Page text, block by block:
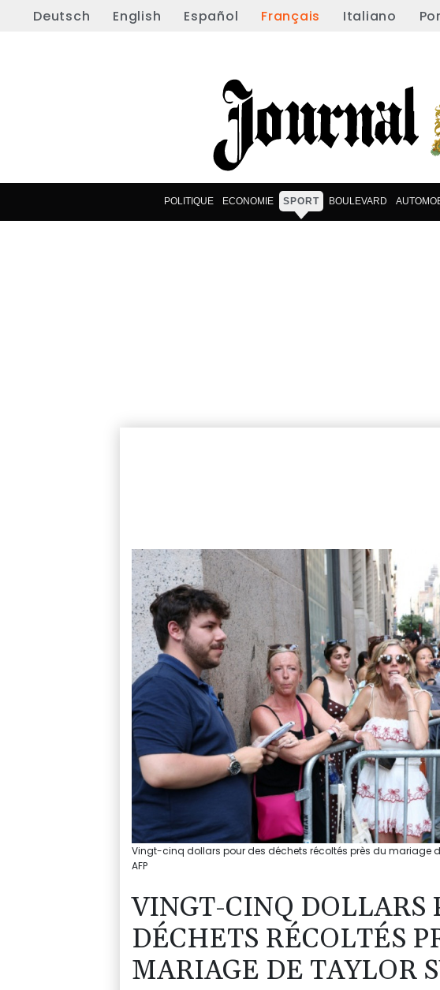
Deutsch English Español Français Italiano
POLITIQUE ECONOMIE SPORT BOULEVARD
Vingt-cinq dollars pour des déchets récoltés près du mariage de
AFP
VINGT-CINQ DOLLARS
DÉCHETS RÉCOLTÉS
MARIAGE DE TAYLOR